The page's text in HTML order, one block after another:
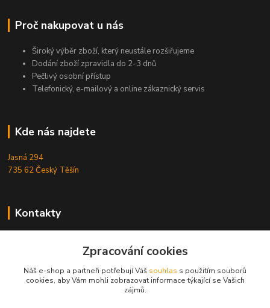
Proč nakupovat u nás
Široký výběr zboží, který neustále rozšiřujeme
Dodání zboží zpravidla do 2-3 dnů
Pečlivý osobní přístup
Telefonický, e-mailový a online zákaznický servis
Kde nás najdete
Jasná 294
735 62 Český Těšín
Kontakty
+420724095453
info@reefhome.cz
Zpracování cookies
Náš e-shop a partneři potřebují Váš souhlas s použitím souborů
cookies, aby Vám mohli zobrazovat informace týkající se Vašich
zájmů.